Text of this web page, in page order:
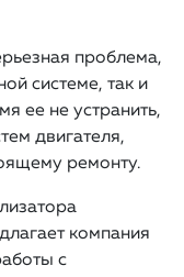
проблема,
системе, так и
ее не устранить,
двигателя,
ремонту.
компания
с